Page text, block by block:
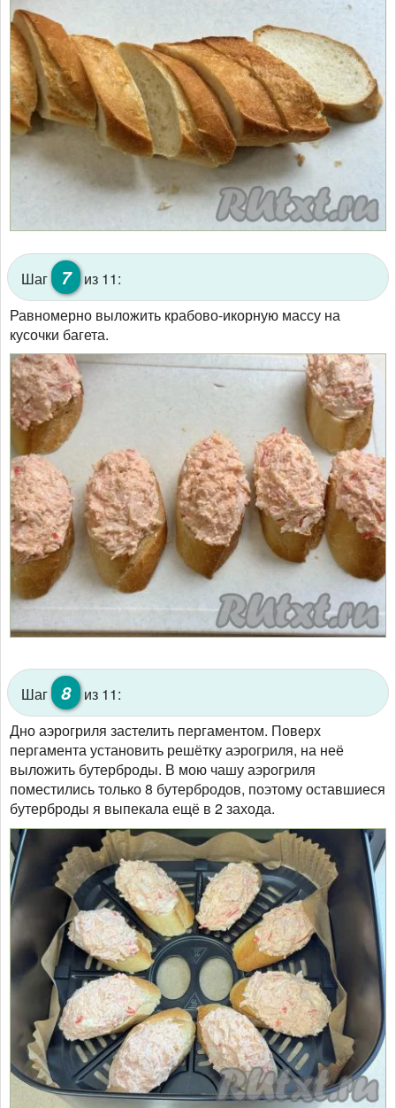
Шаг 7
из 11:
Равномерно выложить крабово-икорную массу на
кусочки багета.
Шаг 8
из 11:
Дно аэрогриля застелить пергаментом. Поверх
пергамента установить решётку аэрогриля, на неё
выложить бутерброды. В мою чашу аэрогриля
поместились только 8 бутербродов, поэтому оставшиеся
бутерброды я выпекала ещё в 2 захода.